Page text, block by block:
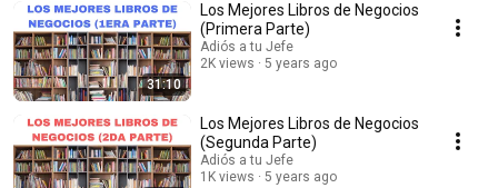
31:10
Los Mejores Libros de Negocios
(Primera Parte)
Adiós a tu Jefe
2K views
5 years ago
Los Mejores Libros de Negocios
(Segunda Parte)
Adiós a tu Jefe
1K views
5 years ago